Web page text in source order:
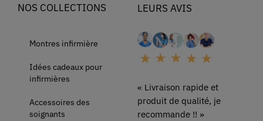
NOS COLLECTIONS
Montres infirmière
Idées cadeaux pour
infirmières
Accessoires des
soignants
LEURS AVIS
« Livraison rapide et
produit de qualité, je
recommande !! »